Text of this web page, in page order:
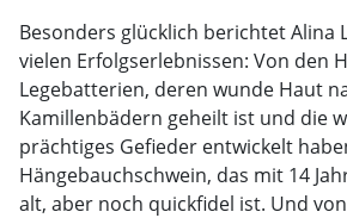
Besonders glücklich berichtet Alina
vielen Erfolgserlebnissen: Von den
Legebatterien, deren wunde Haut
Kamillenbädern geheilt ist und die
prächtiges Gefieder entwickelt
Hängebauchschwein, das mit 14
alt, aber noch quickfidel ist. Und